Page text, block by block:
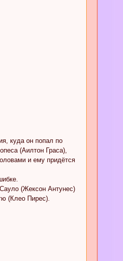
куда он попал по
(Аилтон Граса),
и ему придётся
(Жексон Антунес)
(Клео Пирес).